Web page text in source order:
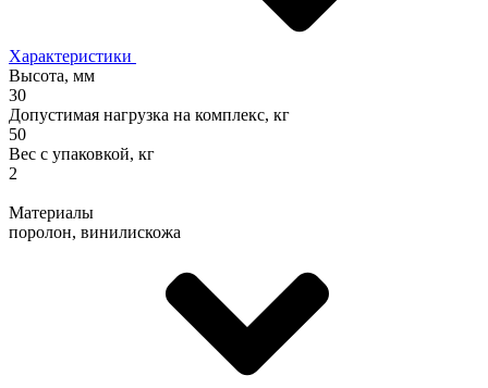
Характеристики
Высота, мм
30
Допустимая нагрузка на комплекс, кг
50
Вес с упаковкой, кг
2
Материалы
поролон, винилискожа